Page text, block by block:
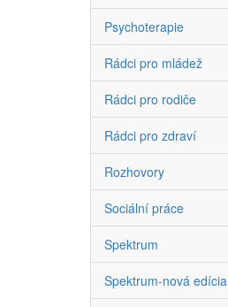
Psychoterapie
Rádci pro mládež
Rádci pro rodiče
Rádci pro zdraví
Rozhovory
Sociální práce
Spektrum
Spektrum-nová edícia